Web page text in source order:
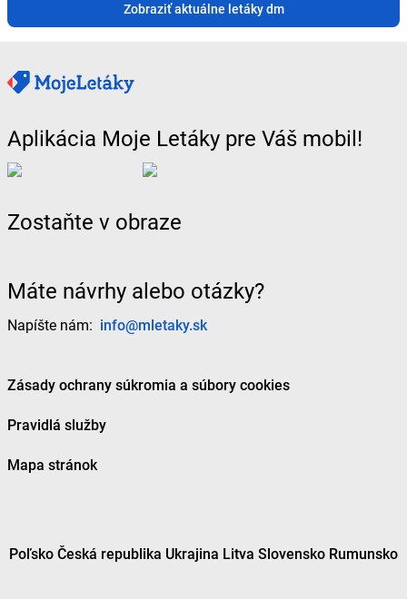
Zobraziť aktuálne letáky dm
Aplikácia Moje Letáky pre Váš mobil!
Zostaňte v obraze
Máte návrhy alebo otázky?
Napíšte nám: info@mletaky.sk
Zásady ochrany súkromia a súbory cookies
Pravidlá služby
Mapa stránok
Poľsko Česká republika Ukrajina Litva Slovensko Rumunsko